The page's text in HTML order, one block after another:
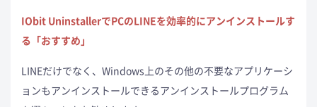
IObit UninstallerでPCのLINEを効率的にアンインストールす
る「おすすめ」
LINEだけでなく、Windows上のその他の不要なアプリケーシ
ョンもアンインストールできるアンインストールプログラム